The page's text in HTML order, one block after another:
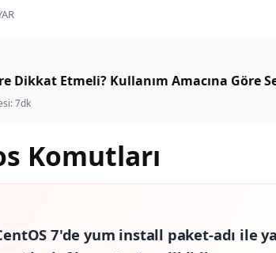
Dikkat Etmeli? Kullanım Amacına Göre
7dk
Komutları
7'de yum install paket-adı ile